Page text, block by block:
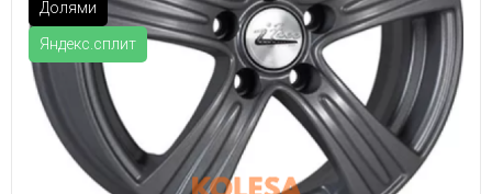
Долями
Яндекс.сплит